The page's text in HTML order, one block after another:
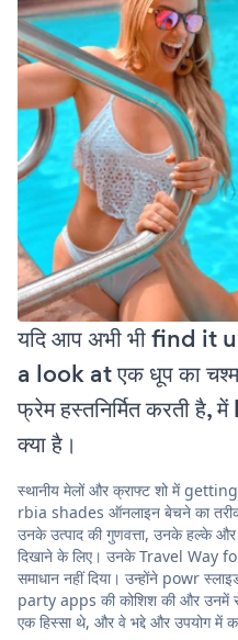
यदि आप अभी भी find it
a look at एक धूप का
फ्रेम हस्तनिर्मित करती
क्या है।
स्थानीय मेलों और क्राफ्ट शो में
rbia shades ऑनलाइन बेचने का
उनके उत्पाद की गुणवत्ता, उनके हल्के और
दिखाने के लिए। उनके Travel Way
समाधान नहीं दिया। उन्होंने powr
party apps की कोशिश की और उनमें से
एक हिस्सा थे, और वे भद्दे और उपयोग में